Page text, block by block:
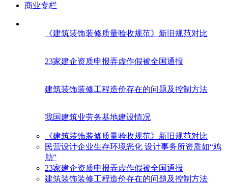
商业专栏
《建筑装饰装修质量验收规范》新旧规范对比
23家建企资质申报弄虚作假被全国通报
建筑装饰装修工程造价存在的问题及控制方法
我国建筑业劳务基地建设情况
《建筑装饰装修质量验收规范》新旧规范对比
民营设计企业生存环境恶化 设计事务所资质如“鸡
肋”
23家建企资质申报弄虚作假被全国通报
建筑装饰装修工程造价存在的问题及控制方法